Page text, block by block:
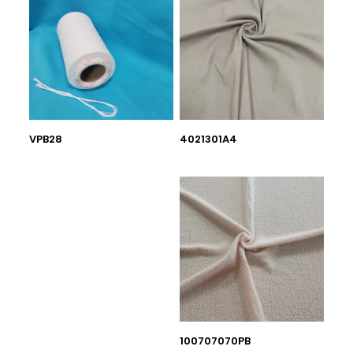
4021301A4
VPB28
100707070PB